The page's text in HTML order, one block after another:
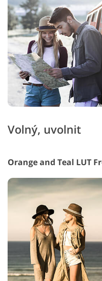
Volný, uvolnit
Orange and Teal LUT